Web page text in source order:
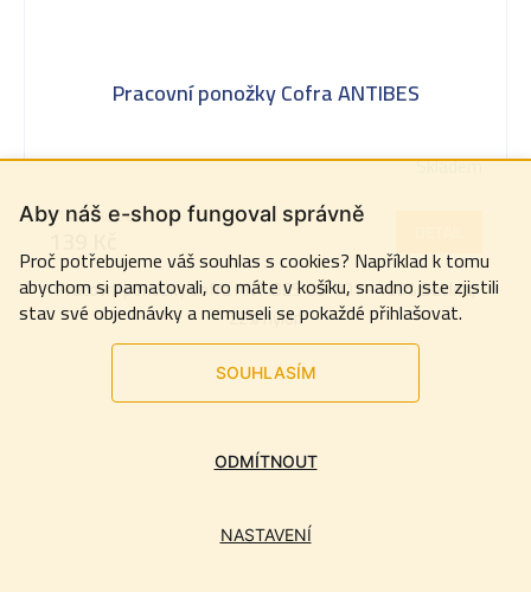
Aby náš e-shop fungoval správně
Proč potřebujeme váš souhlas s cookies? Například k tomu
abychom si pamatovali, co máte v košíku, snadno jste zjistili
stav své objednávky a nemuseli se pokaždé přihlašovat.
SOUHLASÍM
NASTAVENÍ
ODMÍTNOUT
Pracovní ponožky Cofra ANTIBES
Skladem
114,88 Kč bez DPH
139 Kč
Pracovní ponožky Cofra ANTIBES CC-001 - 100% Bavlna,
22% nylon